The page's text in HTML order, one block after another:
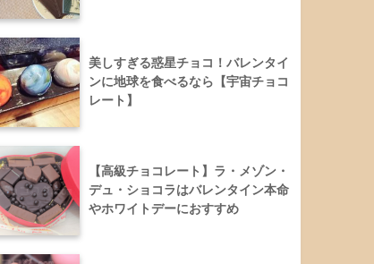
美しすぎる惑星チョコ！バレンタイ
ンに地球を食べるなら【宇宙チョコ
レート】
【高級チョコレート】ラ・メゾン・
デュ・ショコラはバレンタイン本命
やホワイトデーにおすすめ